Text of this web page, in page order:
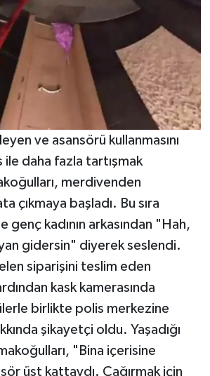
ve asansörü kullanmasını
ile daha fazla tartışmak
merdivenden
çıkmaya başladı. Bu sıra
genç kadının arkasından "Hah,
gidersin" diyerek seslendi.
siparişini teslim eden
kask kamerasında
birlikte polis merkezine
şikayetçi oldu. Yaşadığı
"Bina içerisine
üst kattaydı. Çağırmak için